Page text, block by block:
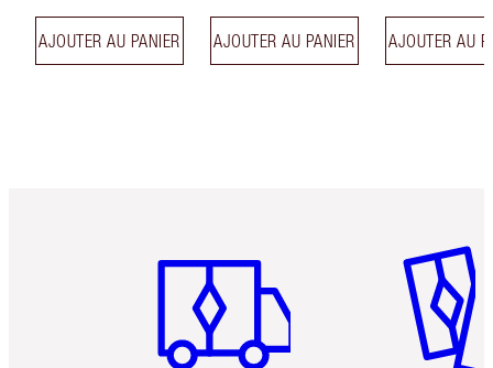
AJOUTER AU PANIER AJOUTER AU PANIER AJOUTER AU